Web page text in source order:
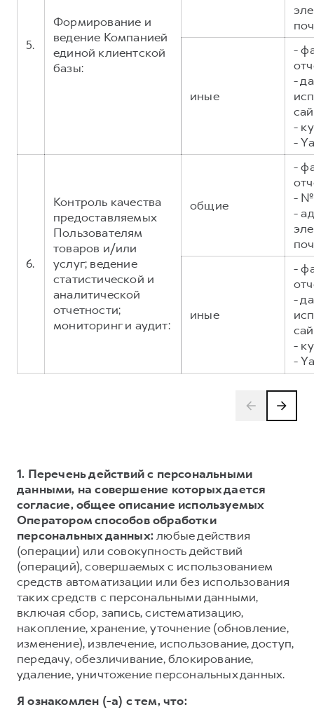
5.
Формирование и
ведение Компанией
единой клиентской
базы:
иные
-
-
-
-
6.
Контроль качества
предоставляемых
Пользователям
товаров и/или
услуг; ведение
статистической и
аналитической
отчетности;
мониторинг и аудит:
общие
-
- №
-
иные
-
-
-
-
1. Перечень действий с персональными
данными, на совершение которых дается
согласие, общее описание используемых
Оператором способов обработки
персональных данных:любые действия
(операции) или совокупность действий
(операций), совершаемых с использованием
средств автоматизации или без использования
таких средств с персональными данными,
включая сбор, запись, систематизацию,
накопление, хранение, уточнение (обновление,
изменение), извлечение, использование, доступ,
передачу, обезличивание, блокирование,
удаление, уничтожение персональных данных.
Я ознакомлен (-а) с тем, что: